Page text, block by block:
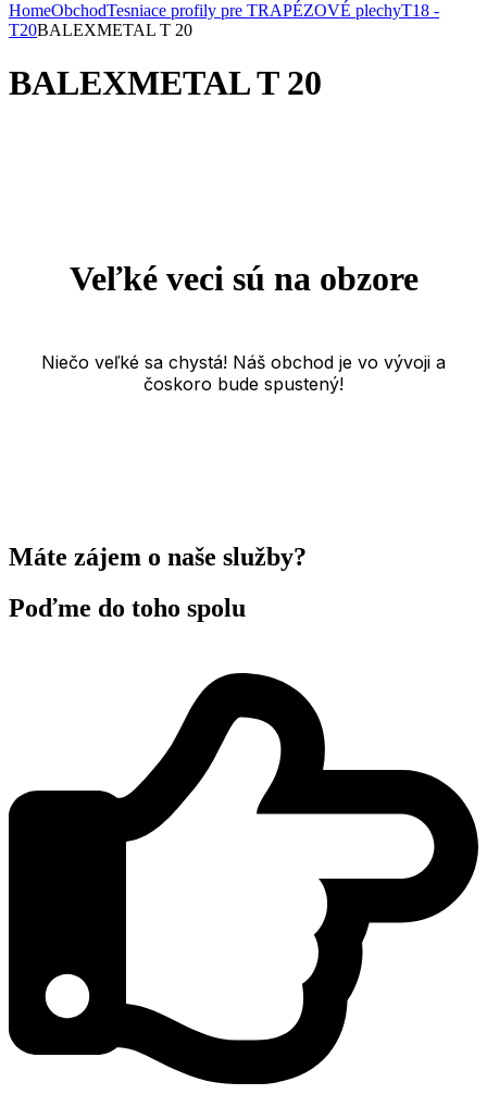
HomeObchodTesniace profily pre TRAPÉZOVÉ plechyT18 -
T20BALEXMETAL T 20
BALEXMETAL T 20
Veľké veci sú na obzore
Niečo veľké sa chystá! Náš obchod je vo vývoji a
čoskoro bude spustený!
Máte zájem o naše služby?
Poďme do toho spolu